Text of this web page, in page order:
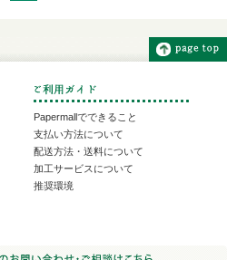
Papermallでできること
支払い方法について
配送方法・送料について
加工サービスについて
推奨環境